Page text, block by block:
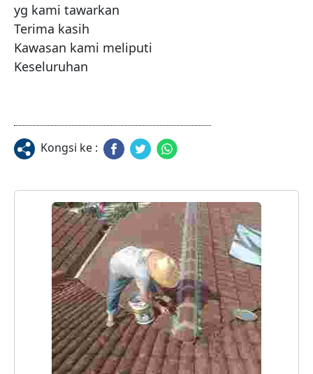
yg kami tawarkan
Terima kasih
Kawasan kami meliputi
Keseluruhan
Kongsi ke :